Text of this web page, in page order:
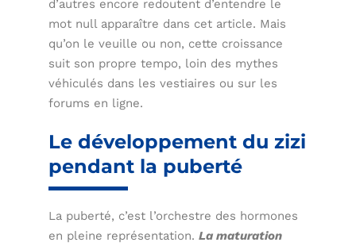
d’autres encore redoutent d’entendre le
mot null apparaître dans cet article. Mais
qu’on le veuille ou non, cette croissance
suit son propre tempo, loin des mythes
véhiculés dans les vestiaires ou sur les
forums en ligne.
Le développement du zizi
pendant la puberté
La puberté, c’est l’orchestre des hormones
en pleine représentation.La maturation